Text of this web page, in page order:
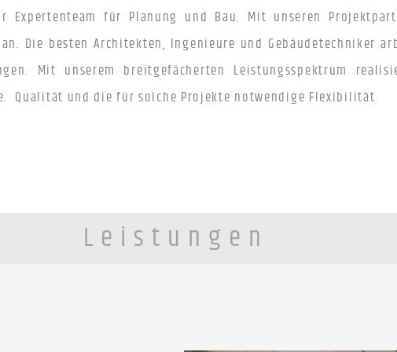
Expertenteam für Planung und Bau. Mit unseren
Die besten Architekten, Ingenieure und Gebäudetechniker
Mit unserem breitgefächerten Leistungsspektrum
Qualität und die für solche Projekte notwendige Flexibilität.
Leistungen